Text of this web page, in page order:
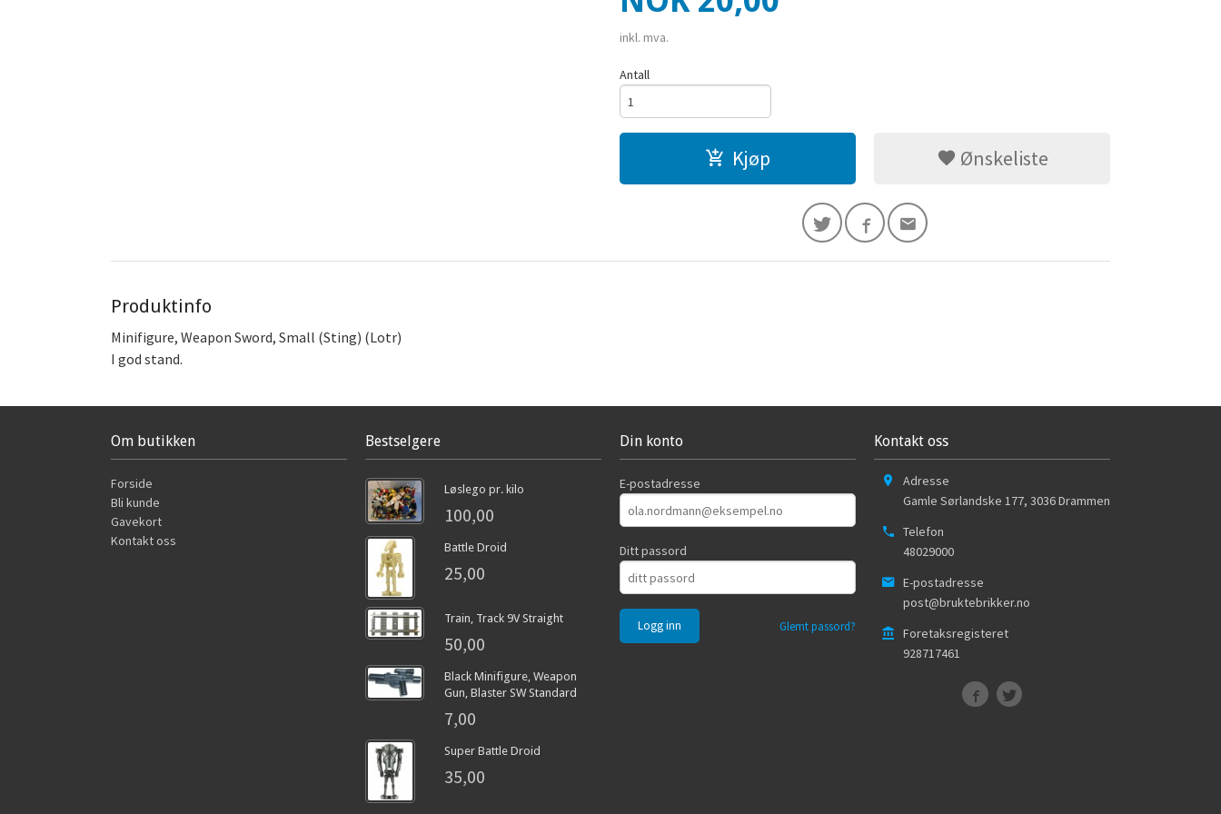
inkl. mva.
Antall
Kjøp Ønskeliste
Produktinfo
Minifigure, Weapon Sword, Small (Sting) (Lotr)
I god stand.
Om butikken
Forside
Bli kunde
Gavekort
Kontakt oss
Bestselgere
Løslego pr. kilo
100,00
Battle Droid
25,00
Train, Track 9V Straight
50,00
Black Minifigure, Weapon
Gun, Blaster SW Standard
7,00
Super Battle Droid
35,00
Din konto
E-postadresse
Ditt passord
Glemt passord?
Kontakt oss
Adresse
Gamle Sørlandske 177, 3036Drammen
Telefon
48029000
E-postadresse
post@bruktebrikker.no
Foretaksregisteret
928717461